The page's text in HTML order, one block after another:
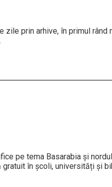
zile prin arhive, în primul
pe tema Basarabia și
în școli, universități și